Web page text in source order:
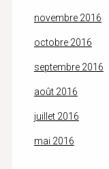
novembre 2016
octobre 2016
septembre 2016
août 2016
juillet 2016
mai 2016